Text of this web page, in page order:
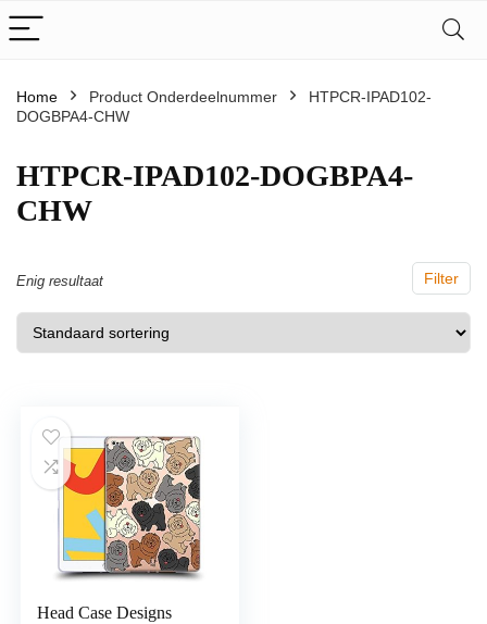
Home Product Onderdeelnummer
‎HTPCR-IPAD102-
DOGBPA4-CHW
‎HTPCR-IPAD102-DOGBPA4-
CHW
Filter
Enig resultaat
Head Case Designs